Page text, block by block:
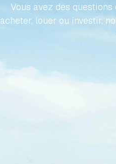
Vous avez des
acheter, louer ou investir,